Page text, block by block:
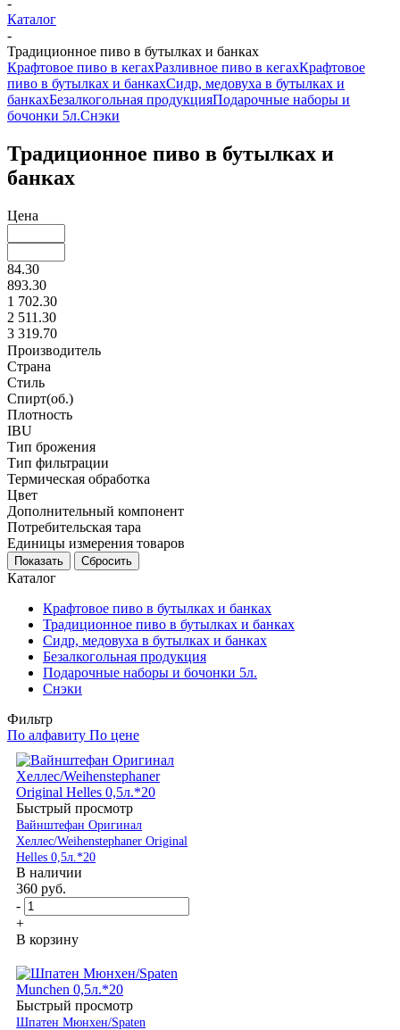
-
Каталог
-
Традиционное пиво в бутылках и банках
Крафтовое пиво в кегахРазливное пиво в кегахКрафтовое
пиво в бутылках и банкахСидр, медовуха в бутылках и
банкахБезалкогольная продукцияПодарочные наборы и
бочонки 5л.Снэки
Традиционное пиво в бутылках и
банках
Цена
84.30
893.30
1 702.30
2 511.30
3 319.70
Производитель
Страна
Стиль
Спирт(об.)
Плотность
IBU
Тип брожения
Тип фильтрации
Термическая обработка
Цвет
Дополнительный компонент
Потребительская тара
Единицы измерения товаров
Каталог
Крафтовое пиво в бутылках и банках
Традиционное пиво в бутылках и банках
Сидр, медовуха в бутылках и банках
Безалкогольная продукция
Подарочные наборы и бочонки 5л.
Снэки
Фильтр
По алфавиту По цене
Быстрый просмотр
Вайнштефан Оригинал
Хеллес/Weihenstephaner Original
Helles 0,5л.*20
В наличии
360 руб.
-
+
В корзину
Быстрый просмотр
Шпатен Мюнхен/Spaten